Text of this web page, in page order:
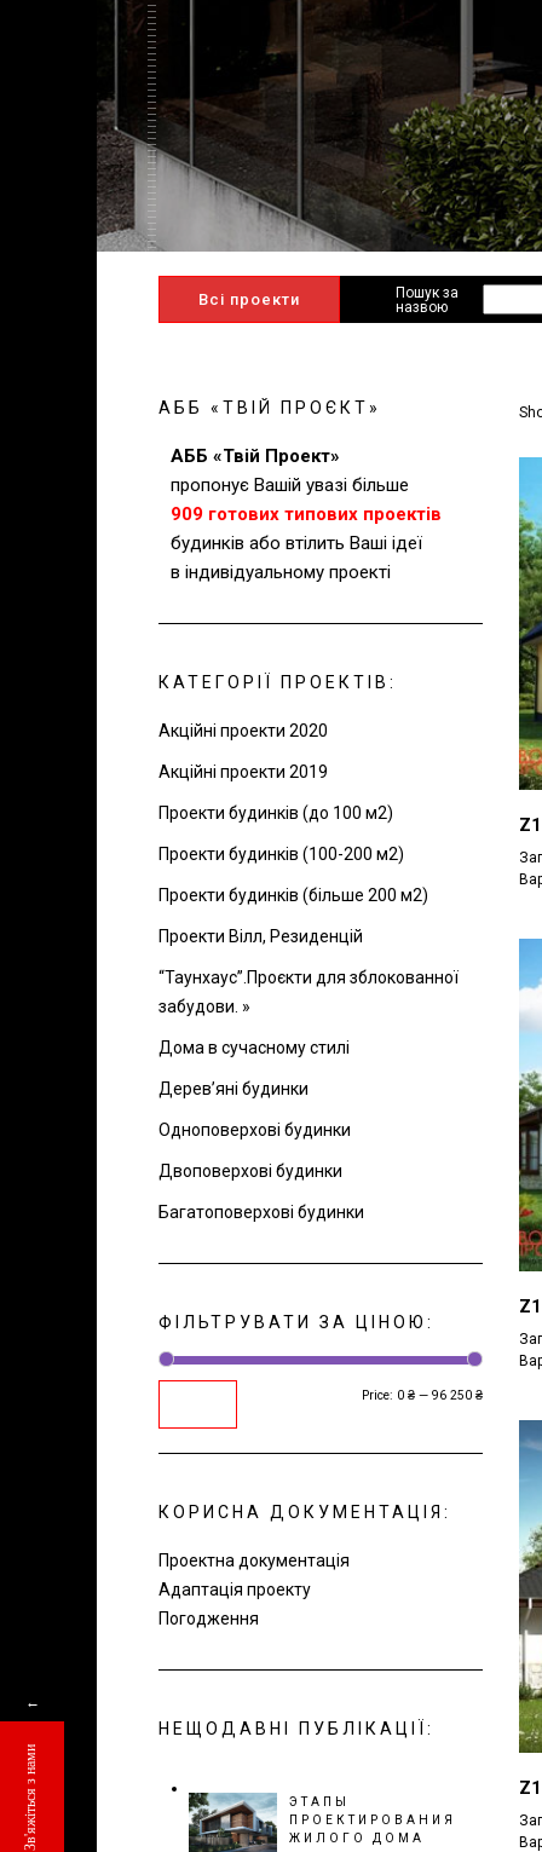
Всі проекти
Пошук за
назвою
АББ «ТВІЙ ПРОЄКТ»
АББ «Твій Проект»
пропонує Вашій увазі більше
909 готових типових проектів
будинків або втілить Ваші ідеї
в індивідуальному проекті
КАТЕГОРІЇ ПРОЕКТІВ:
Акційні проекти 2020
Акційні проекти 2019
Проекти будинків (до 100 м2)
Проекти будинків (100-200 м2)
Проекти будинків (більше 200 м2)
Проекти Вілл, Резиденцій
“Таунхаус”.Проєкти для зблокованної
забудови. »
Дома в сучасному стилі
Дерев’яні будинки
Одноповерхові будинки
Двоповерхові будинки
Багатоповерхові будинки
ФІЛЬТРУВАТИ ЗА ЦІНОЮ:
Min
Max
Price: 0 ₴— 96 250 ₴
КОРИСНА ДОКУМЕНТАЦІЯ:
Проектна документація
Адаптація проекту
Погодження
НЕЩОДАВНІ ПУБЛІКАЦІЇ:
ЭТАПЫ
ПРОЕКТИРОВАНИЯ
ЖИЛОГО ДОМА
Z1
←
Зв'яжіться з нами